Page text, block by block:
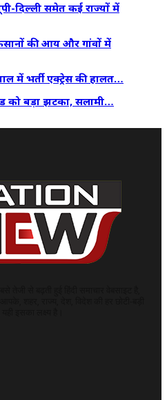
दिल्ली समेत कई राज्यों में
की आय और गांवों में
में भर्ती एक्ट्रेस की हालत…
को बड़ा झटका, सलामी…